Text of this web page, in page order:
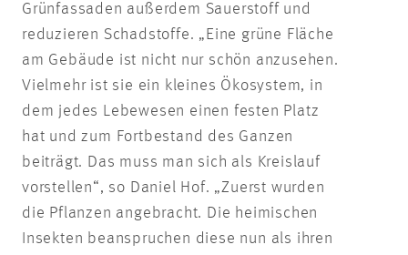
Grünfassaden außerdem Sauerstoff und
reduzieren Schadstoffe. „Eine grüne Fläche
am Gebäude ist nicht nur schön anzusehen.
Vielmehr ist sie ein kleines Ökosystem, in
dem jedes Lebewesen einen festen Platz
hat und zum Fortbestand des Ganzen
beiträgt. Das muss man sich als Kreislauf
vorstellen“, so Daniel Hof. „Zuerst wurden
die Pflanzen angebracht. Die heimischen
Insekten beanspruchen diese nun als ihren